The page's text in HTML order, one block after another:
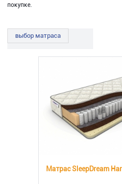
покупке.
выбор матраса
Матрас SleepDream